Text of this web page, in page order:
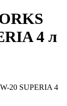
4 л
20 SUPERIA 4